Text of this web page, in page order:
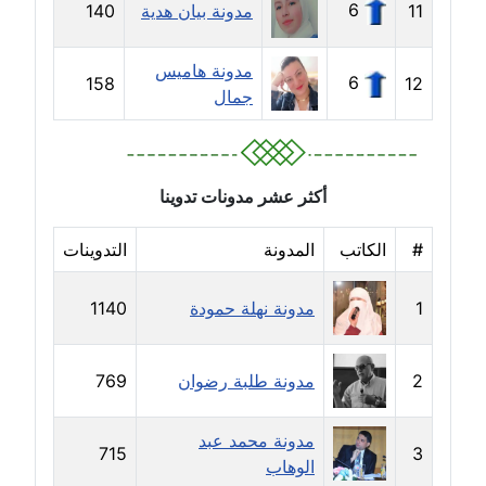
مدونة ايهاب همام
مدونة بيان هدية
عاملة
مدونة تسنيم فضالي
عاملة
مدونة ثائر دالي
عاملة
مدونة جاد كريم
عاملة
11
6 مدونة بيان هدية 140
12
6
مدونة هاميس
جمال
158
أكثر عشر مدونات تدوينا
# الكاتب المدونة التدوينات
1 مدونة نهلة حمودة 1140
2 مدونة طلبة رضوان 769
3
مدونة محمد عبد
الوهاب
715